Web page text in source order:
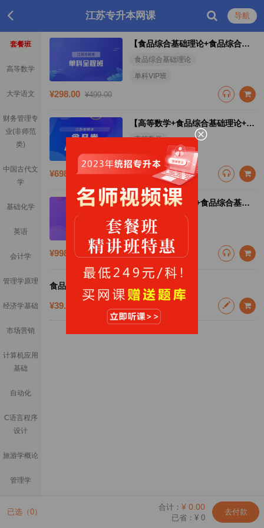
江苏专升本网课 导航
套餐班
高等数学
大学语文
财务管理专
业(非师范
类)
中国古代文
学
基础化学
英语
会计学
管理学原理
经济学基础
市场营销
计算机应用
基础
自动化
C语言程序
设计
旅游学概论
管理学
理论
【食品综合基础理论+食品综合操作技能】（单科全程班江苏）
食品综合基础理论
单科VIP班
¥298.00 ¥499.00
【高等数学+食品综合基础理论+食品综合操作技能】(全科基础班江苏)
高等数学
全科基础班
¥698.00 ¥898.00
专转本【高等数学+食品综合基础理论+食品综合操作技能+大学英语四级】(全科VIP班江苏)
高等数学
全科VIP班
¥998.00 ¥1198.00
食品综合基础理论在线题库
¥39.9
已选（0）
合计： ¥ 0.00
已省：¥ 0
去付款